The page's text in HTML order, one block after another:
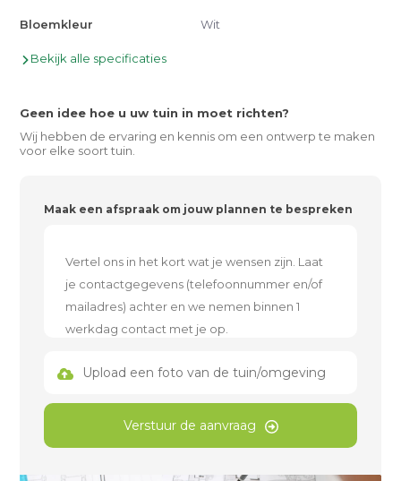
Bloemkleur Wit
Bekijk alle specificaties
Geen idee hoe u uw tuin in moet richten?
Wij hebben de ervaring en kennis om een ontwerp te maken
voor elke soort tuin.
Maak een afspraak om jouw plannen te bespreken
Upload een foto van de tuin/omgeving
Verstuur de aanvraag